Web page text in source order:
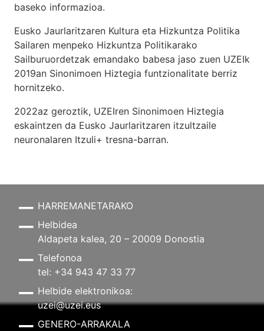
baseko informazioa.
Eusko Jaurlaritzaren Kultura eta Hizkuntza Politika
Sailaren menpeko Hizkuntza Politikarako
Sailburuordetzak emandako babesa jaso zuen UZEIk
2019an Sinonimoen Hiztegia funtzionalitate berriz
hornitzeko.
2022az geroztik, UZEIren Sinonimoen Hiztegia
eskaintzen da Eusko Jaurlaritzaren itzultzaile
neuronalaren Itzuli+ tresna-barran.
HARREMANETARAKO
Helbidea
Aldapeta kalea, 20 – 20009 Donostia
Telefonoa
tel: +34 943 47 33 77
Helbide elektronikoa:
uzei@uzei.eus
GENERO-ARRAKALA